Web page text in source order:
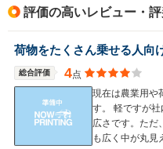
駆動方式 MR、4WD
評価の高いレビュー・評
荷物をたくさん乗せる人向
総合評価 4点
現在は農業用や
す。 軽ですが
広さです。ただ
も広く中が丸見